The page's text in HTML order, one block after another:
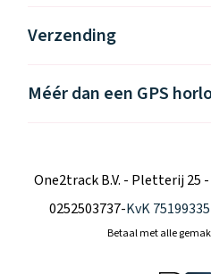
Verzending
Méér dan een GPS
Betaal met alle
One2track B.V. - Pletterij 25
0252503737-KvK 75199335